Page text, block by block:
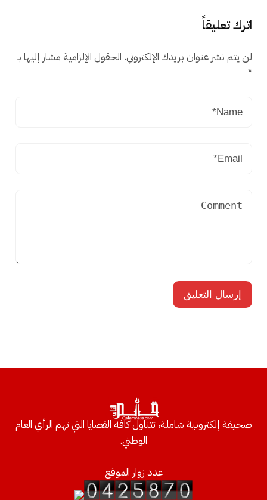
اترك تعليقاً
لن يتم نشر عنوان بريدك الإلكتروني. الحقول الإلزامية مشار إليها بـ
*
صحيفة إلكترونية شاملة، تتناول كافة القضايا التي تهم الرأي العام
الوطني.
عدد زوار الموقع